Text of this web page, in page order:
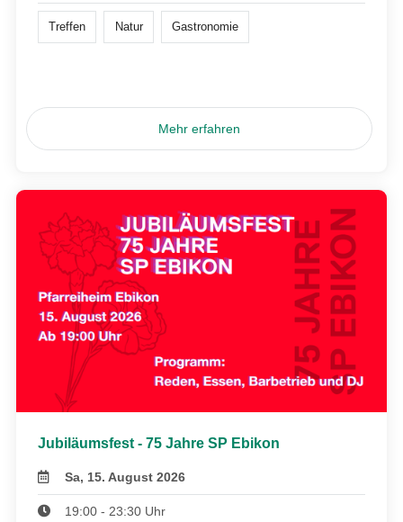
Treffen Natur Gastronomie
Mehr erfahren
Jubiläumsfest - 75 Jahre SP Ebikon
Sa, 15. August 2026
19:00 - 23:30 Uhr